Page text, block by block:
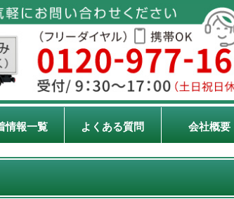
情報一覧 よくある質問 会社概要